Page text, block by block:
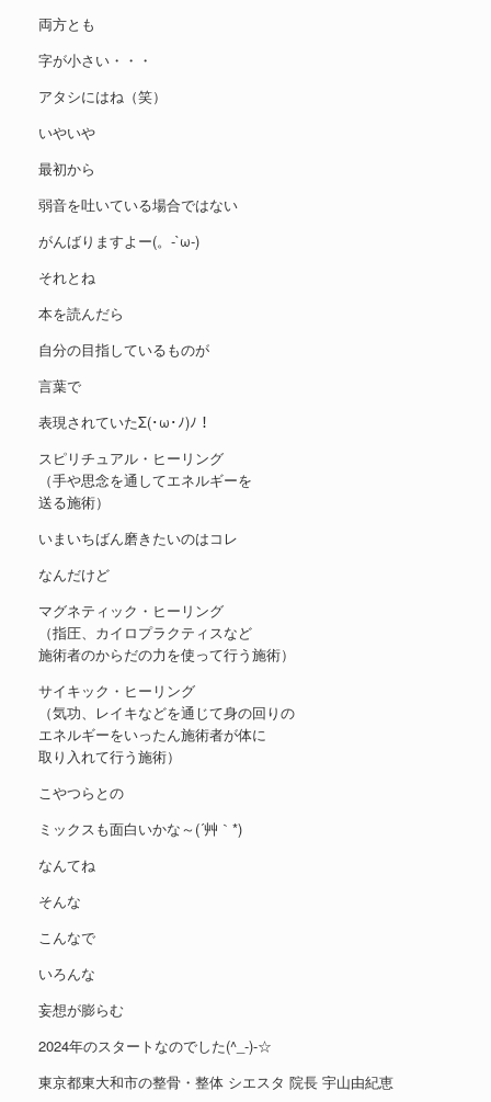
両方とも
字が小さい・・・
アタシにはね（笑）
いやいや
最初から
弱音を吐いている場合ではない
がんばりますよー(。-`ω-)
それとね
本を読んだら
自分の目指しているものが
言葉で
表現されていたΣ(･ω･ﾉ)ﾉ！
スピリチュアル・ヒーリング
（手や思念を通してエネルギーを
送る施術）
いまいちばん磨きたいのはコレ
なんだけど
マグネティック・ヒーリング
（指圧、カイロプラクティスなど
施術者のからだの力を使って行う施術）
サイキック・ヒーリング
（気功、レイキなどを通じて身の回りの
エネルギーをいったん施術者が体に
取り入れて行う施術）
こやつらとの
ミックスも面白いかな～(´艸｀*)
なんてね
そんな
こんなで
いろんな
妄想が膨らむ
2024年のスタートなのでした(^_-)-☆
東京都東大和市の整骨・整体 シエスタ 院長 宇山由紀恵